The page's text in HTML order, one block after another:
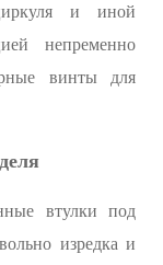
и иной
непременно
винты для
втулки под
изредка и